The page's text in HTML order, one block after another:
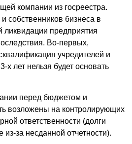
компании из госреестра.
собственников бизнеса в
ликвидации предприятия
Во-первых,
учредителей и
х лет нельзя будет основать
перед бюджетом и
возложены на контролирующих
ответственности (долги
из-за несданной отчетности).